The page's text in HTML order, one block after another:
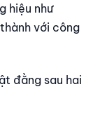
(Cho Đến Hiện
Effect
hiệu như
với công
đằng sau hai